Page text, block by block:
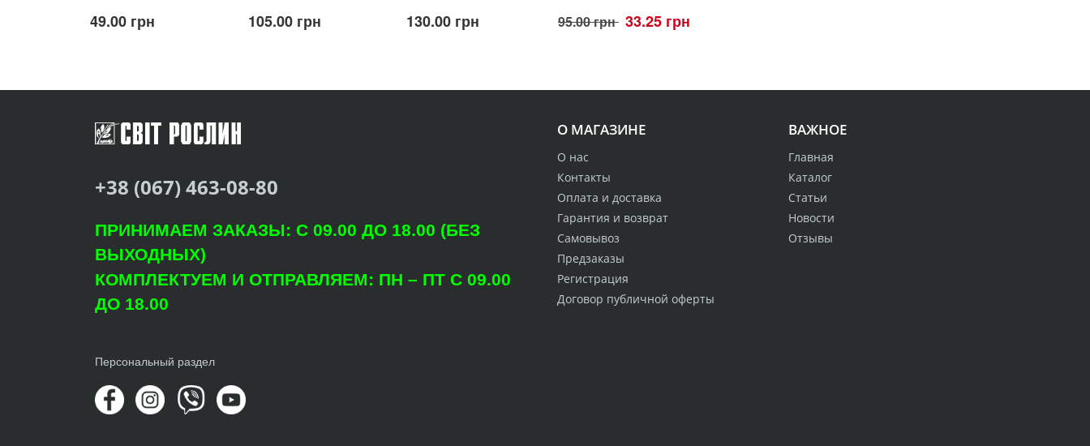
49.00 грн 105.00 грн 130.00 грн 95.00 грн 33.25 грн
О МАГАЗИНЕ
О нас
Контакты
Оплата и доставка
Гарантия и возврат
Самовывоз
Предзаказы
Регистрация
Договор публичной оферты
ВАЖНОЕ
Главная
Каталог
Статьи
Новости
Отзывы
+38 (067) 463-08-80
ПРИНИМАЕМ ЗАКАЗЫ: С 09.00 ДО 18.00 (БЕЗ
ВЫХОДНЫХ)
КОМПЛЕКТУЕМ И ОТПРАВЛЯЕМ: ПН – ПТ С 09.00
ДО 18.00
Персональный раздел